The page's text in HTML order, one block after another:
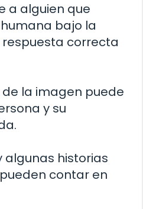
a alguien que
bajo la
respuesta correcta
la imagen puede
y su
algunas historias
contar en